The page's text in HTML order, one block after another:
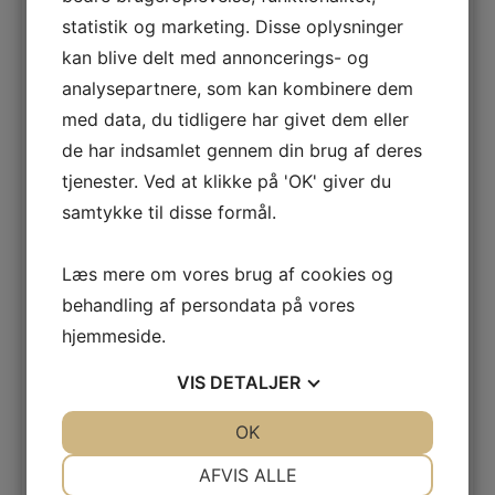
Men det er ikke helt lige til, har mange erfaret.
Effektiv undervisning? 5 elementer der gør
forskellen!
Hvor ville det være ellers fedt med et skarpt,
pålideligt og enkelt værktøj til at opgøre effekten af
vores uddannelsesaktiviteter og til at vise os, hvilke
knapper vi skal skrue på, for at øge effekten!
Men hov, stop! Der er en grund (faktisk en hel del) til
at vi er uskarpe på, hvor meget valuta vi får for vores
at samle støv. Det er komplekst og forbundet med
mange usikkerhedsfaktorer at evaluere effekten af
tolke på dem. Hvis vi skal evaluere pålideligt, så bliver
vi nødt til at se udfordringerne i øjnene og tage bestik
af dem. Listen her er et godt sted at starte:
statistik og marketing. Disse oplysninger
kan blive delt med annoncerings- og
analysepartnere, som kan kombinere dem
med data, du tidligere har givet dem eller
de har indsamlet gennem din brug af deres
tjenester. Ved at klikke på 'OK' giver du
samtykke til disse formål.
Læs mere om vores brug af cookies og
behandling af persondata på vores
hjemmeside.
VIS DETALJER
AFVIS ALLE
OK